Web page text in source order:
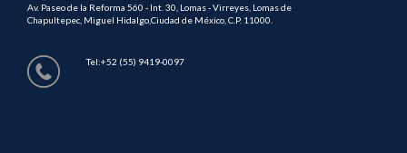
Av. Paseo de la Reforma 560 - Int. 30, Lomas - Virreyes, Lomas de
Chapultepec, Miguel Hidalgo,Ciudad de México, C.P. 11000.
Tel:+52 (55) 9419-0097